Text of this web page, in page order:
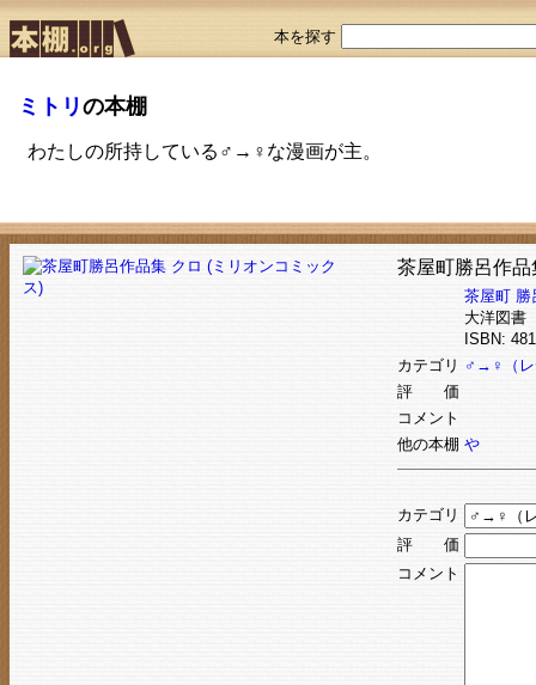
本を探す
ミトリの本棚
わたしの所持している♂→♀な漫画が主。
茶屋町勝呂作
茶屋町 勝
大洋図書
ISBN:
カテゴリ ♂→♀（レ
評 価
コメント
他の本棚 や
カテゴリ
評 価
コメント